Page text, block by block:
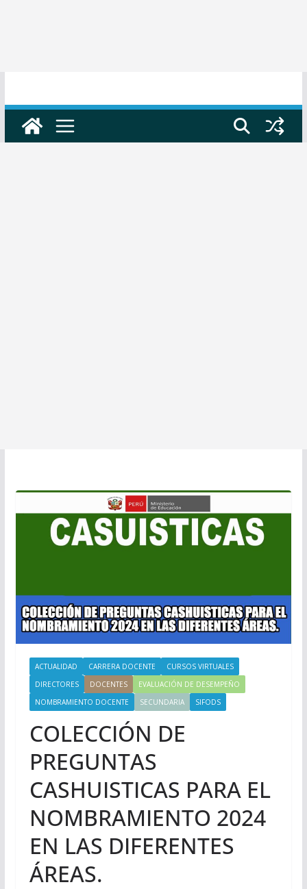
ACTUALIDAD CARRERA DOCENTE
CURSOS VIRTUALES
DIRECTORES
DOCENTES
EVALUACIÓN DE DESEMPEÑO
NOMBRAMIENTO DOCENTE
SECUNDARIA SIFODS
COLECCIÓN DE
PREGUNTAS
CASHUISTICAS PARA EL
NOMBRAMIENTO 2024
EN LAS DIFERENTES
ÁREAS.